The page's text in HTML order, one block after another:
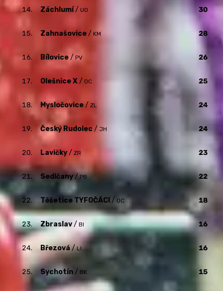
14. Záchlumí/ UO 30
15. Zahnašovice/ KM 28
16. Bílovice/ PV 26
17. Olešnice X/ OC 25
18. Mysločovice/ ZL 24
19. Český Rudolec/ JH 24
20. Lavičky/ ZR 23
21. Sedlčany/PB 22
22. Těšetice TYFOČÁCI / OC 18
23. Zbraslav/ BI 16
24. Březová/LI 16
25. Sychotín / BK 15